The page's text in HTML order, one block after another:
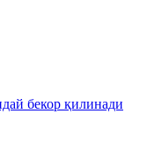
бекор қилинади